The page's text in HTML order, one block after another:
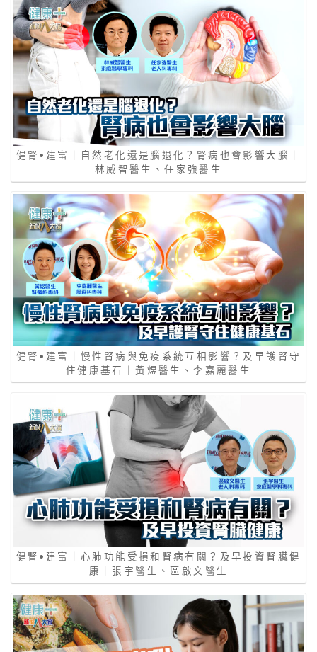
健腎•建富｜自然老化還是腦退化？腎病也會影響大腦｜
林威智醫生、任家強醫生
健腎•建富｜慢性腎病與免疫系統互相影響？及早護腎守
住健康基石｜黃煜醫生、李嘉麗醫生
健腎•建富｜心肺功能受損和腎病有關？及早投資腎臟健
康｜張宇醫生、區啟文醫生